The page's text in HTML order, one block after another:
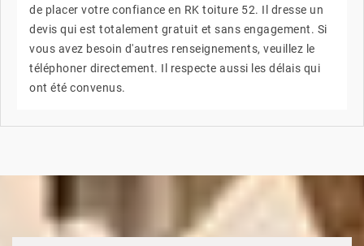
de placer votre confiance en RK toiture 52. Il dresse un
devis qui est totalement gratuit et sans engagement. Si
vous avez besoin d'autres renseignements, veuillez le
téléphoner directement. Il respecte aussi les délais qui
ont été convenus.